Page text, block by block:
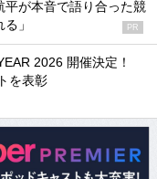
平が本音で語り合った競
」
PR
2026 開催決定！
を表彰